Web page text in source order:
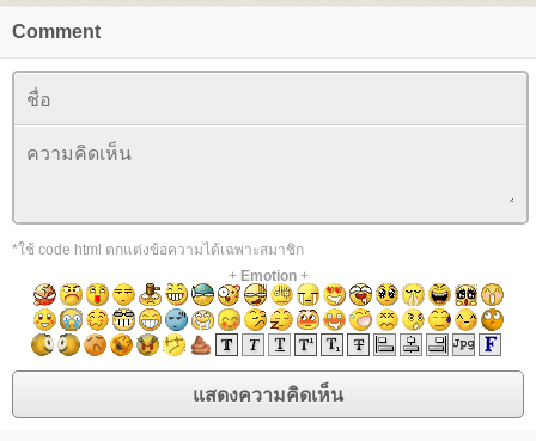
Comment
*ใช้ code html ตกแต่งข้อความได้เฉพาะสมาชิก
+ Emotion+